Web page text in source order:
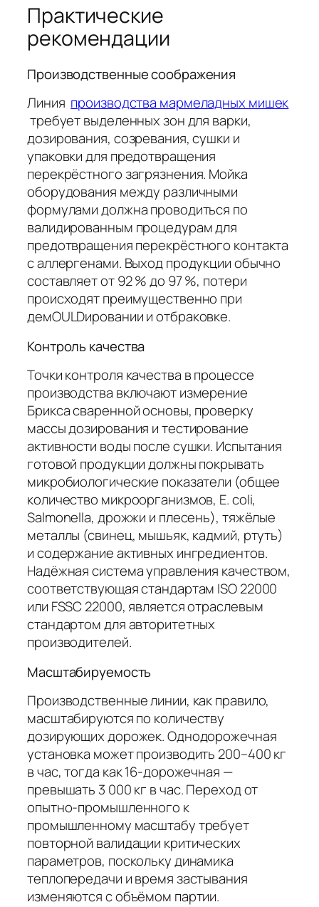
Практические
рекомендации
Производственные соображения
Линия производства мармеладных мишек
требует выделенных зон для варки,
дозирования, созревания, сушки и
упаковки для предотвращения
перекрёстного загрязнения. Мойка
оборудования между различными
формулами должна проводиться по
валидированным процедурам для
предотвращения перекрёстного контакта
с аллергенами. Выход продукции обычно
составляет от 92 % до 97 %, потери
происходят преимущественно при
демOULDировании и отбраковке.
Контроль качества
Точки контроля качества в процессе
производства включают измерение
Брикса сваренной основы, проверку
массы дозирования и тестирование
активности воды после сушки. Испытания
готовой продукции должны покрывать
микробиологические показатели (общее
количество микроорганизмов, E. coli,
Salmonella, дрожжи и плесень), тяжёлые
металлы (свинец, мышьяк, кадмий, ртуть)
и содержание активных ингредиентов.
Надёжная система управления качеством,
соответствующая стандартам ISO 22000
или FSSC 22000, является отраслевым
стандартом для авторитетных
производителей.
Масштабируемость
Производственные линии, как правило,
масштабируются по количеству
дозирующих дорожек. Однодорожечная
установка может производить 200–400 кг
в час, тогда как 16-дорожечная —
превышать 3 000 кг в час. Переход от
опытно-промышленного к
промышленному масштабу требует
повторной валидации критических
параметров, поскольку динамика
теплопередачи и время застывания
изменяются с объёмом партии.